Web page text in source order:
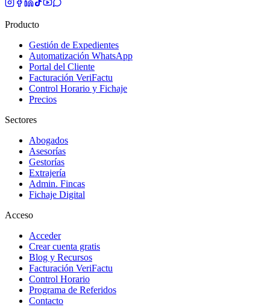
Producto
Gestión de Expedientes
Automatización WhatsApp
Portal del Cliente
Facturación VeriFactu
Control Horario y Fichaje
Precios
Sectores
Abogados
Asesorías
Gestorías
Extrajería
Admin. Fincas
Fichaje Digital
Acceso
Acceder
Crear cuenta gratis
Blog y Recursos
Facturación VeriFactu
Control Horario
Programa de Referidos
Contacto